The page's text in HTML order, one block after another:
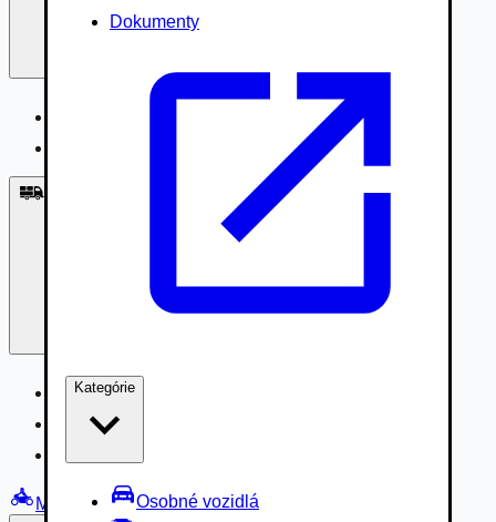
Dokumenty
Kategórie
Osobné vozidlá
Nákladné vozidlá 3,5 - 7,5t
Nákladné vozidlá nad 7,5t
Motocykle